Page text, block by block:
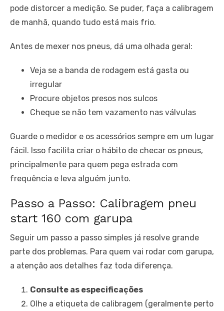
pode distorcer a medição. Se puder, faça a calibragem
de manhã, quando tudo está mais frio.
Antes de mexer nos pneus, dá uma olhada geral:
Veja se a banda de rodagem está gasta ou
irregular
Procure objetos presos nos sulcos
Cheque se não tem vazamento nas válvulas
Guarde o medidor e os acessórios sempre em um lugar
fácil. Isso facilita criar o hábito de checar os pneus,
principalmente para quem pega estrada com
frequência e leva alguém junto.
Passo a Passo: Calibragem pneu
start 160 com garupa
Seguir um passo a passo simples já resolve grande
parte dos problemas. Para quem vai rodar com garupa,
a atenção aos detalhes faz toda diferença.
Consulte as especificações
Olhe a etiqueta de calibragem (geralmente perto